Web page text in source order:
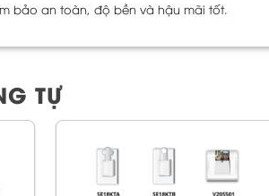
bảo an toàn, độ bền và hậu mãi tốt.
TỰ